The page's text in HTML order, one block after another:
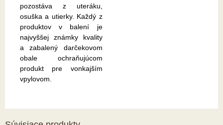
pozostáva z uteráku,
osuška a utierky. Každý z
produktov v balení je
najvyššej známky kvality
a zabalený darčekovom
obale ochraňujúcom
produkt pre vonkajším
vpylovom.